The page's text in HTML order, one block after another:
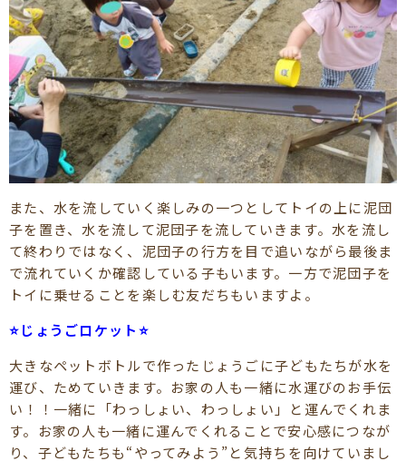
また、水を流していく楽しみの一つとしてトイの上に泥団
子を置き、水を流して泥団子を流していきます。水を流し
て終わりではなく、泥団子の行方を目で追いながら最後ま
で流れていくか確認している子もいます。一方で泥団子を
トイに乗せることを楽しむ友だちもいますよ。
⭐じょうごロケット⭐
大きなペットボトルで作ったじょうごに子どもたちが水を
運び、ためていきます。お家の人も一緒に水運びのお手伝
い！！一緒に「わっしょい、わっしょい」と運んでくれま
す。お家の人も一緒に運んでくれることで安心感につなが
り、子どもたちも“やってみよう”と気持ちを向けていまし